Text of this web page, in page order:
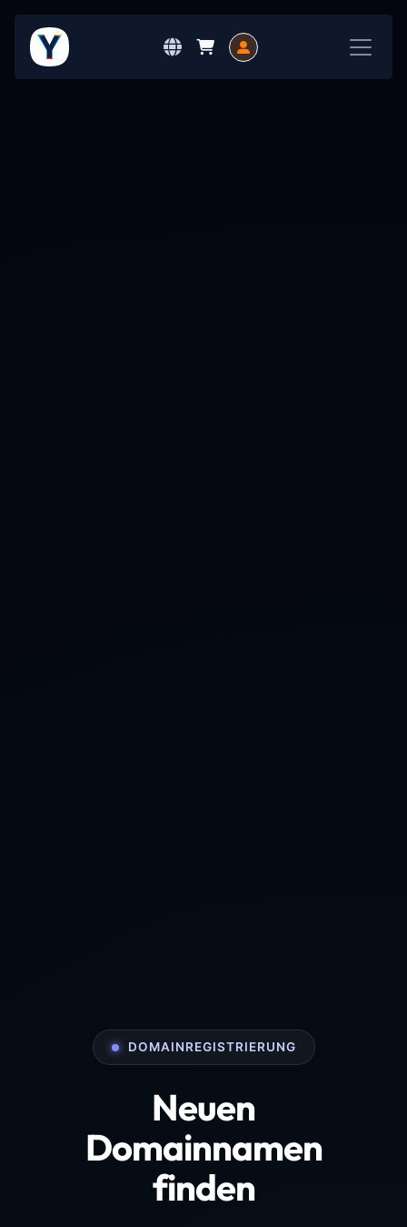
DOMAINREGISTRIERUNG
Neuen
Domainnamen
finden